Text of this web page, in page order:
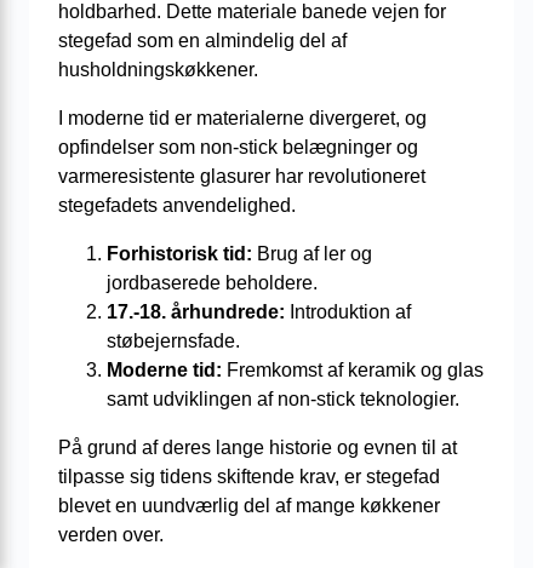
holdbarhed. Dette materiale banede vejen for
stegefad som en almindelig del af
husholdningskøkkener.
I moderne tid er materialerne divergeret, og
opfindelser som non-stick belægninger og
varmeresistente glasurer har revolutioneret
stegefadets anvendelighed.
Forhistorisk tid: Brug af ler og
jordbaserede beholdere.
17.-18. århundrede: Introduktion af
støbejernsfade.
Moderne tid: Fremkomst af keramik og glas
samt udviklingen af non-stick teknologier.
På grund af deres lange historie og evnen til at
tilpasse sig tidens skiftende krav, er stegefad
blevet en uundværlig del af mange køkkener
verden over.